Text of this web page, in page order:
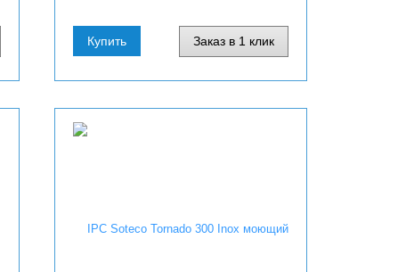
Купить Заказ в 1 клик